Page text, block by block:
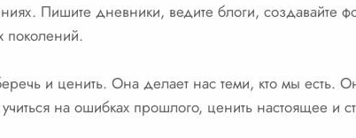
Пишите дневники, ведите блоги, создавайте
поколений.
и ценить. Она делает нас теми, кто мы есть.
на ошибках прошлого, ценить настоящее и